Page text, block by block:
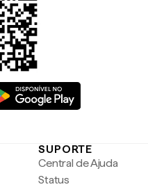
SUPORTE
Central de Ajuda
Status